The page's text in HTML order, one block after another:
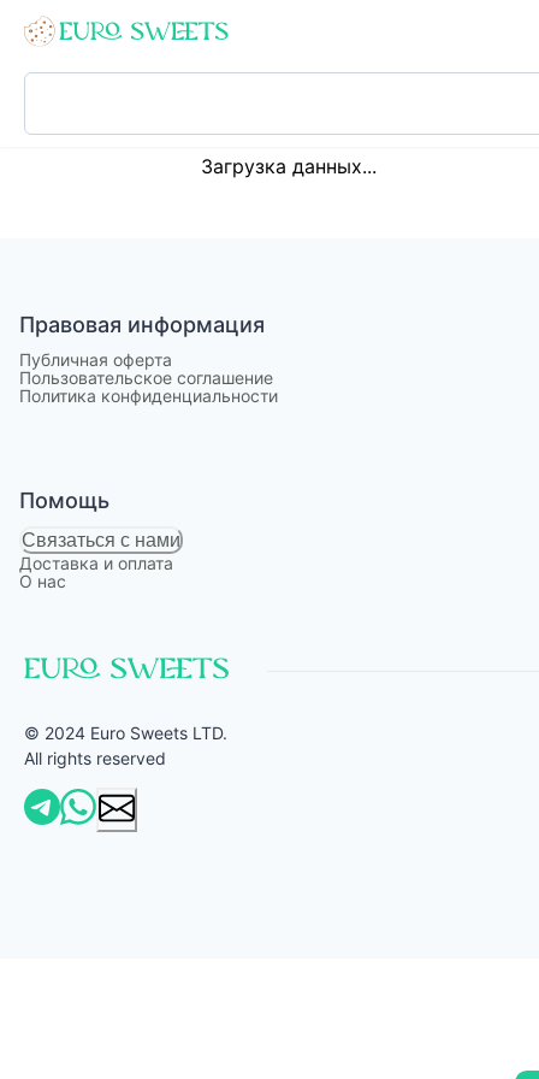
Загрузка данных...
Правовая информация
Публичная оферта
Пользовательское соглашение
Политика конфиденциальности
Помощь
Связаться с нами
Доставка и оплата
О нас
© 2024 Euro Sweets LTD.
All rights reserved